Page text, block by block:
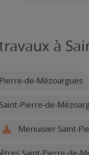
à
de-Mézoargues
Pierre-de-
Menuisier Saint-
Saint-Pierre-de-